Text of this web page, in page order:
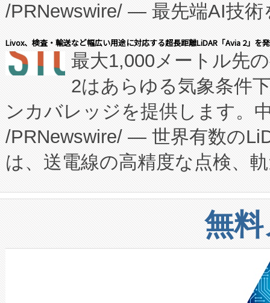
キー方式で拡張性が高く、持
す。FCCM‑を活用した現地生
患者にとっての費用負担を大
のアクセスを大幅に拡大する
Fully-Connected Continuous
プログラムには、施設設計・
に関する技術移転および知的
構造化トレーニングカリキュ
上げおよび商用化段階におけ
設備整備および立ち上げ調整
加組織は、Enzeneのバイオ
選定された製品について、自
/PRNewswire/ — 最先端AI技術
会社エーアイ・アンド：本社
President原信平）と、エンタ
ードするVoltaiqは、日本にあ
ーエネルギー貯蔵システム（
た。 Voltaiq独自のAI搭載プラ
定、統合、導入、運用に至る
安全性を追跡し、確保する事
増加しているデータセンター
る電力網に大きな負担をかけ
事業者の負担軽減という課題
系統連系を迅速にし、ピーク
Livox、検査・輸送など幅広い用途に対応する超長距離LiDAR「Avia 2」を
最大1,000メートル先
2はあらゆる気象条件
ンカバレッジを提供します。
/PRNewswire/ — 世界有数の
は、送電線の高精度な点検、
や穀物倉庫におけるバルク材
リューション「Avia 2」を発
したAvia 2は、1,000メート
狭視野のFOVを切り替えるこ
ケーブル、枝などの細かな対
無